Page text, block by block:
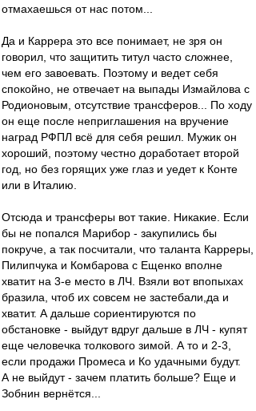
отмахаешься от нас потом...
Да и Каррера это все понимает, не зря он
говорил, что защитить титул часто сложнее,
чем его завоевать. Поэтому и ведет себя
спокойно, не отвечает на выпады Измайлова с
Родионовым, отсутствие трансферов... По ходу
он еще после неприглашения на вручение
наград РФПЛ всё для себя решил. Мужик он
хороший, поэтому честно доработает второй
год, но без горящих уже глаз и уедет к Конте
или в Италию.
Отсюда и трансферы вот такие. Никакие. Если
бы не попался Марибор - закупились бы
покруче, а так посчитали, что таланта Карреры,
Пилипчука и Комбарова с Ещенко вполне
хватит на 3-е место в ЛЧ. Взяли вот впопыхах
бразила, чтоб их совсем не застебали,да и
хватит. А дальше сориентируются по
обстановке - выйдут вдруг дальше в ЛЧ - купят
еще человечка толкового зимой. А то и 2-3,
если продажи Промеса и Ко удачными будут.
А не выйдут - зачем платить больше? Еще и
Зобнин вернётся...